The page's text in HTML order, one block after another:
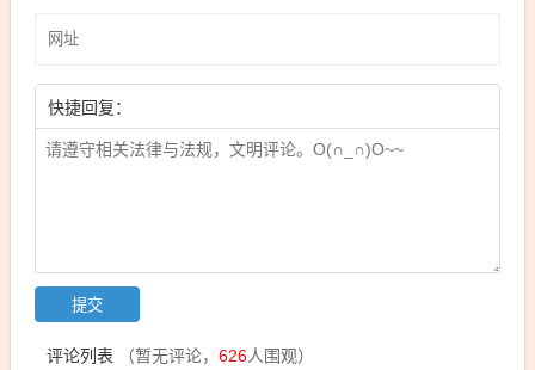
快捷回复：
评论列表 （暂无评论， 626人围观）